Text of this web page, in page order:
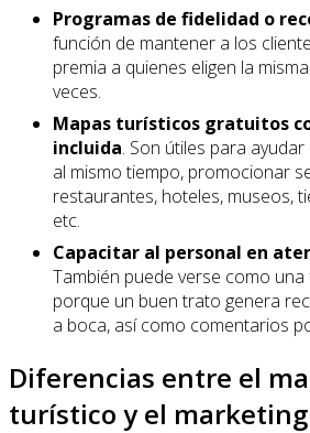
Programas de fidelidad o
función de mantener a los
premia a quienes eligen la
veces.
Mapas turísticos gratuitos
incluida. Son útiles para
al mismo tiempo, promocionar
restaurantes, hoteles, museos,
etc.
Capacitar al personal en
También puede verse como
porque un buen trato genera
a boca, así como comentarios
Diferencias entre el
turístico y el